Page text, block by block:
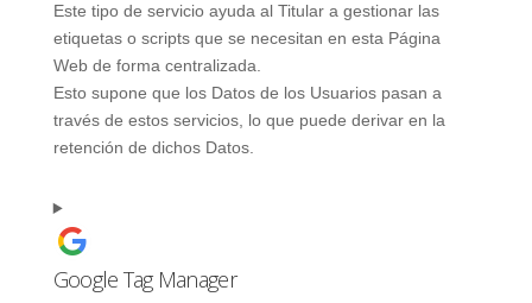
Este tipo de servicio ayuda al Titular a gestionar las
etiquetas o scripts que se necesitan en esta Página
Web de forma centralizada.
Esto supone que los Datos de los Usuarios pasan a
través de estos servicios, lo que puede derivar en la
retención de dichos Datos.
Google Tag Manager